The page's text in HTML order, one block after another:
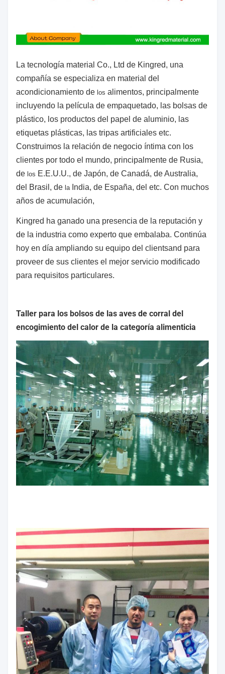
La tecnología material Co., Ltd de Kingred, una
compañía se especializa en material del
acondicionamiento de los alimentos, principalmente
incluyendo la película de empaquetado, las bolsas de
plástico, los productos del papel de aluminio, las
etiquetas plásticas, las tripas artificiales etc.
Construimos la relación de negocio íntima con los
clientes por todo el mundo, principalmente de Rusia,
de los E.E.U.U., de Japón, de Canadá, de Australia,
del Brasil, de la India, de España, del etc. Con muchos
años de acumulación,
Kingred ha ganado una presencia de la reputación y
de la industria como experto que embalaba. Continúa
hoy en día ampliando su equipo del clientsand para
proveer de sus clientes el mejor servicio modificado
para requisitos particulares.
Taller para los bolsos de las aves de corral del
encogimiento del calor de la categoría alimenticia